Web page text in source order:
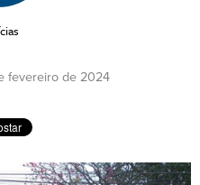
fevereiro de 2024